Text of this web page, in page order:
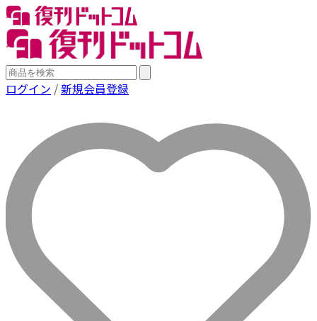
ログイン /新規会員登録